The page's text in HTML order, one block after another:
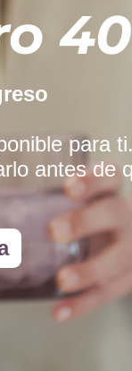
para
antes de